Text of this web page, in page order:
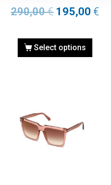
290,00€ 195,00 €
Select options